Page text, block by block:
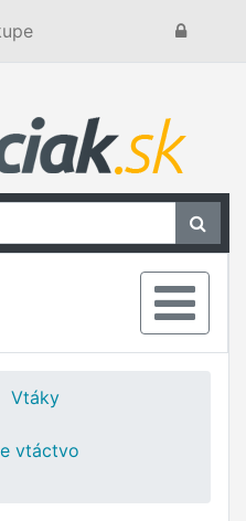
Vtáky
vtáctvo